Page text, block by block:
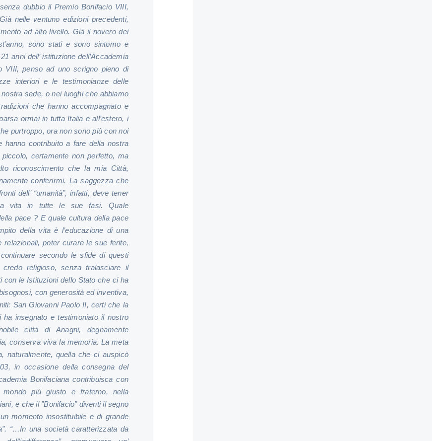
dubbio il Premio Bonifacio VIII,
nelle ventuno edizioni precedenti,
ad alto livello. Già il novero dei
sono stati e sono sintomo e
anni dell’ istituzione dell’Accademia
VIII, penso ad uno scrigno pieno di
interiori e le testimonianze delle
sede, o nei luoghi che abbiamo
che hanno accompagnato e
ormai in tutta Italia e all’estero, i
purtroppo, ora non sono più con noi
hanno contribuito a fare della nostra
certamente non perfetto, ma
riconoscimento che la mia Città,
conferirmi. La saggezza che
dell’ “umanità”, infatti, deve tener
vita in tutte le sue fasi.
Quale
pace ? E quale cultura della pace
della vita è l’educazione di una
poter curare le sue ferite,
secondo le sfide di questi
religioso, senza tralasciare il
le Istituzioni dello Stato che ci ha
con generosità ed inventiva,
San Giovanni Paolo II, certi che la
insegnato e testimoniato il nostro
città di Anagni, degnamente
conserva viva la memoria. La meta
naturalmente, quella che ci auspicò
in occasione della consegna del
Bonifaciana contribuisca con
più giusto e fraterno, nella
e che il ”Bonifacio” diventi il segno
momento insostituibile e di grande
“…In una società caratterizzata da